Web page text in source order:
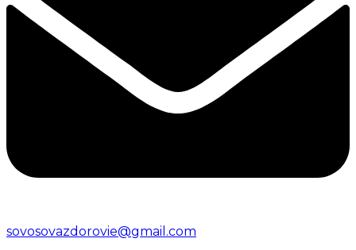
sovosovazdorovie@gmail.com